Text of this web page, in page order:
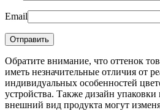
Email
Обратите внимание, что оттенок
иметь незначительные отличия от
индивидуальных особенностей
устройства. Также дизайн
внешний вид продукта могут